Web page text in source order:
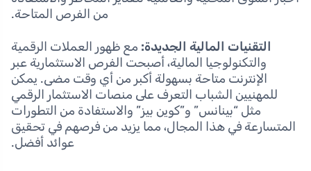
من الفرص المتاحة.
التقنيات المالية الجديدة: مع ظهور العملات الرقمية
والتكنولوجيا المالية، أصبحت الفرص الاستثمارية عبر
الإنترنت متاحة بسهولة أكبر من أي وقت مضى. يمكن
للمهنيين الشباب التعرف على منصات الاستثمار الرقمي
مثل “بينانس” و”كوين بيز” والاستفادة من التطورات
المتسارعة في هذا المجال، مما يزيد من فرصهم في تحقيق
عوائد أفضل.